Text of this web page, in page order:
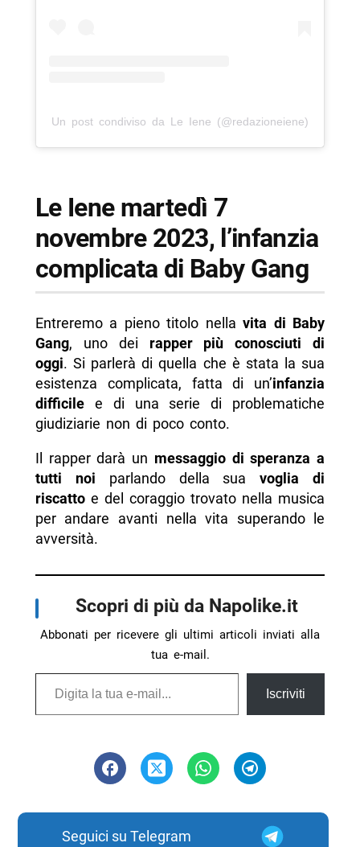
Un post condiviso da Le Iene (@redazioneiene)
Le Iene martedì 7
novembre 2023, l’infanzia
complicata di Baby Gang
Entreremo a pieno titolo nella vita di Baby
Gang, uno dei rapper più conosciuti di
oggi. Si parlerà di quella che è stata la sua
esistenza complicata, fatta di un’infanzia
difficilee di una serie di problematiche
giudiziarie non di poco conto.
Il rapper darà un messaggio di speranza a
tutti noi parlando della suavoglia di
riscattoe del coraggio trovato nella musica
per andare avanti nella vita superando le
avversità.
Scopri di più da Napolike.it
Abbonati per ricevere gli ultimi articoli inviati alla
tua e-mail.
Digita la tua e-mail...
Iscriviti
Seguici su Telegram